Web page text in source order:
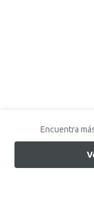
Encuentra